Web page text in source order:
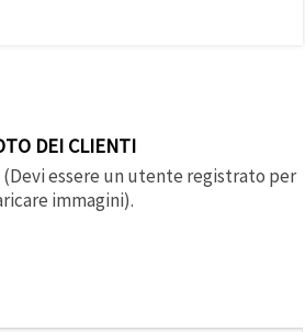
DEI CLIENTI
essere un utente registrato per
immagini).